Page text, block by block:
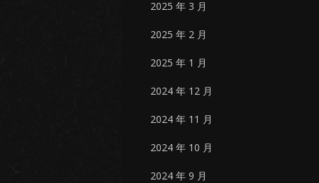
2025 年 3 月
2025 年 2 月
2025 年 1 月
2024 年 12 月
2024 年 11 月
2024 年 10 月
2024 年 9 月